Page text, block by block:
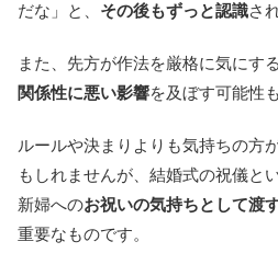
だな」と、 その後もずっと認識さ
また、先方が作法を厳格に気にす
関係性に悪い影響を及ぼす可能性
ルールや決まりよりも気持ちの方
もしれませんが、結婚式の祝儀と
新婦へのお祝いの気持ちとして渡
重要なものです。